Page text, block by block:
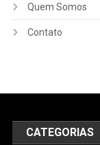
Quem Somos
Contato
CATEGORIAS